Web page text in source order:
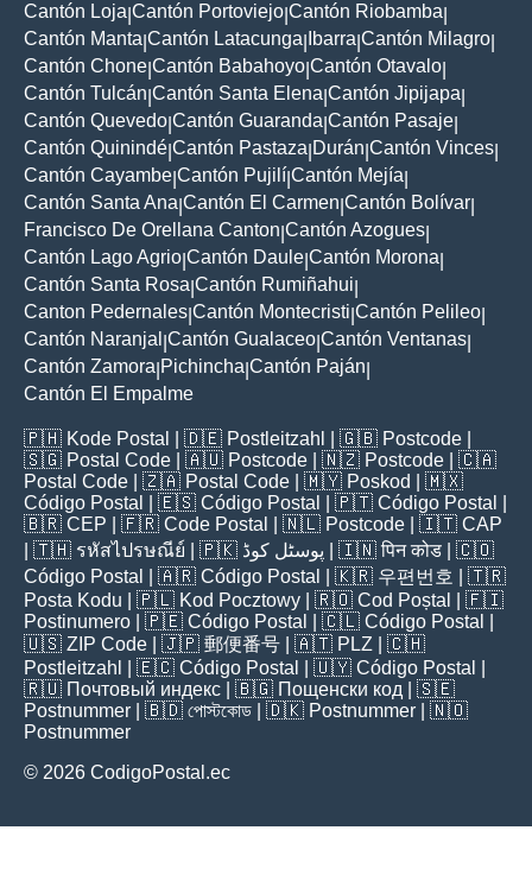
Cantón Loja Cantón Portoviejo Cantón Riobamba
Cantón Manta Cantón Latacunga Ibarra Cantón Milagro
Cantón Chone Cantón Babahoyo Cantón Otavalo
Cantón Tulcán Cantón Santa Elena Cantón Jipijapa
Cantón Quevedo Cantón Guaranda Cantón Pasaje
Cantón Quinindé Cantón Pastaza Durán Cantón Vinces
Cantón Cayambe Cantón Pujilí Cantón Mejía
Cantón Santa Ana Cantón El Carmen Cantón Bolívar
Francisco De Orellana Canton Cantón Azogues
Cantón Lago Agrio Cantón Daule Cantón Morona
Cantón Santa Rosa Cantón Rumiñahui
Canton Pedernales Cantón Montecristi Cantón Pelileo
Cantón Naranjal Cantón Gualaceo Cantón Ventanas
Cantón Zamora Pichincha Cantón Paján
Cantón El Empalme
🇵🇭 Kode Postal | 🇩🇪 Postleitzahl | 🇬🇧 Postcode
🇸🇬 Postal Code | 🇦🇺 Postcode | 🇳🇿 Postcode | 🇨🇦
Postal Code | 🇿🇦 Postal Code | 🇲🇾 Poskod
| 🇲🇽
Código Postal
| 🇪🇸 Código Postal | 🇵🇹 Código Postal
🇧🇷 CEP | 🇫🇷 Code Postal | 🇳🇱 Postcode | 🇮🇹 CAP
| 🇹🇭 รหัสไปรษณีย์ | 🇵🇰 پوسٹل کوڈ | 🇮🇳पिन कोड | 🇨🇴
Código Postal
| 🇦🇷 Código Postal | 🇰🇷 우편번호
| 🇹🇷
Posta Kodu | 🇵🇱 Kod Pocztowy | 🇷🇴 Cod Poștal
| 🇫🇮
Postinumero | 🇵🇪 Código Postal | 🇨🇱 Código Postal
🇺🇸 ZIP Code | 🇯🇵 郵便番号 | 🇦🇹 PLZ | 🇨🇭
Postleitzahl
| 🇪🇨 Código Postal | 🇺🇾 Código Postal
🇷🇺 Почтовый индекс | 🇧🇬 Пощенски код | 🇸🇪
Postnummer | 🇧🇩 পোস্টকোড | 🇩🇰 Postnummer | 🇳🇴
Postnummer
© 2026 CodigoPostal.ec